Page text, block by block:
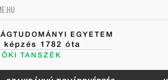
EGYETEM
1782 óta
TANSZÉK